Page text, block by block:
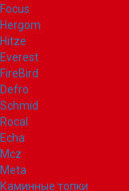
Focus
Hergom
Hitze
Everest
FireBird
Defro
Schmid
Rocal
Echa
Mcz
Meta
Каминные топки